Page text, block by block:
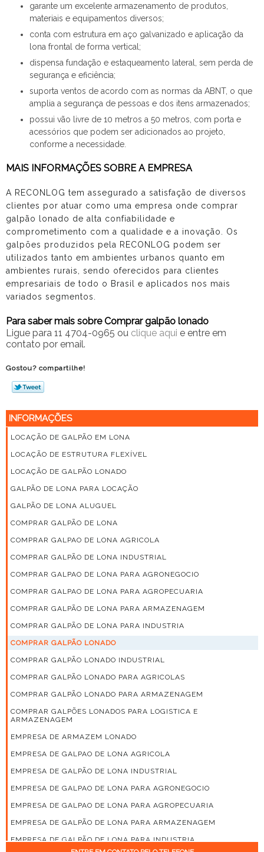
garante um excelente armazenamento de produtos,
materiais e equipamentos diversos;
conta com estrutura em aço galvanizado e aplicação da
lona frontal de forma vertical;
dispensa fundação e estaqueamento lateral, sem perda de
segurança e eficiência;
suporta ventos de acordo com as normas da ABNT, o que
amplia a segurança de pessoas e dos itens armazenados;
possui vão livre de 10 metros a 50 metros, com porta e
acessórios que podem ser adicionados ao projeto,
conforme a necessidade.
MAIS INFORMAÇÕES SOBRE A EMPRESA
A RECONLOG tem assegurado a satisfação de diversos
clientes por atuar como uma empresa onde comprar
galpão lonado de alta confiabilidade e
comprometimento com a qualidade e a inovação. Os
galpões produzidos pela RECONLOG podem ser
utilizados tanto em ambientes urbanos quanto em
ambientes rurais, sendo oferecidos para clientes
empresariais de todo o Brasil e aplicados nos mais
variados segmentos.
Para saber mais sobre Comprar galpão lonado
Ligue para 11 4704-0965 ou clique aqui e entre em
contato por email.
Gostou? compartilhe!
INFORMAÇÕES
LOCAÇÃO DE GALPÃO EM LONA
LOCAÇÃO DE ESTRUTURA FLEXÍVEL
LOCAÇÃO DE GALPÃO LONADO
GALPÃO DE LONA PARA LOCAÇÃO
GALPÃO DE LONA ALUGUEL
COMPRAR GALPÃO DE LONA
COMPRAR GALPAO DE LONA AGRICOLA
COMPRAR GALPÃO DE LONA INDUSTRIAL
COMPRAR GALPAO DE LONA PARA AGRONEGOCIO
COMPRAR GALPAO DE LONA PARA AGROPECUARIA
COMPRAR GALPÃO DE LONA PARA ARMAZENAGEM
COMPRAR GALPÃO DE LONA PARA INDUSTRIA
COMPRAR GALPÃO LONADO
COMPRAR GALPÃO LONADO INDUSTRIAL
COMPRAR GALPÃO LONADO PARA AGRICOLAS
COMPRAR GALPÃO LONADO PARA ARMAZENAGEM
COMPRAR GALPÕES LONADOS PARA LOGISTICA E
ARMAZENAGEM
EMPRESA DE ARMAZEM LONADO
EMPRESA DE GALPAO DE LONA AGRICOLA
EMPRESA DE GALPÃO DE LONA INDUSTRIAL
EMPRESA DE GALPAO DE LONA PARA AGRONEGOCIO
EMPRESA DE GALPAO DE LONA PARA AGROPECUARIA
EMPRESA DE GALPÃO DE LONA PARA ARMAZENAGEM
EMPRESA DE GALPÃO DE LONA PARA INDUSTRIA